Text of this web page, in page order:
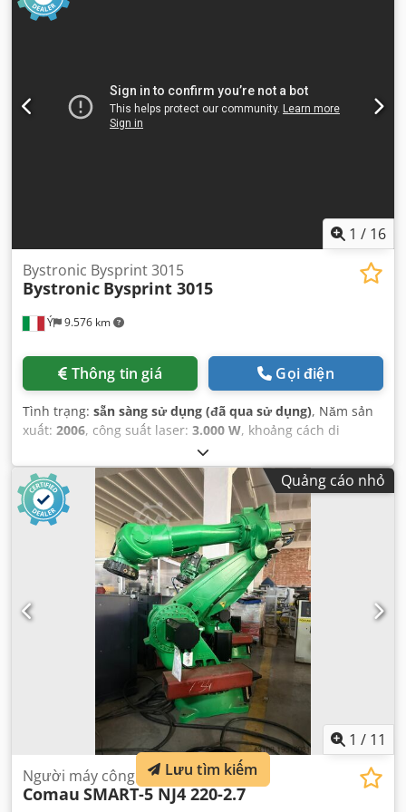
1 / 16
Ý 9.576 km
Bystronic Bysprint 3015
Bystronic Bysprint 3015
Thông tin giá Gọi điện
Tình trạng: sẵn sàng sử dụng (đã qua sử dụng), Năm sản
xuất: 2006, công suất laser: 3.000 W, khoảng cách di
, khoảng cách di chuyển trục Y:
1.500 mm, số lượng trục:3,
Quảng cáo nhỏ
1 / 11
Người máy công nghiệp
Comau SMART-5 NJ4 220-2.7
Lưu tìm kiếm